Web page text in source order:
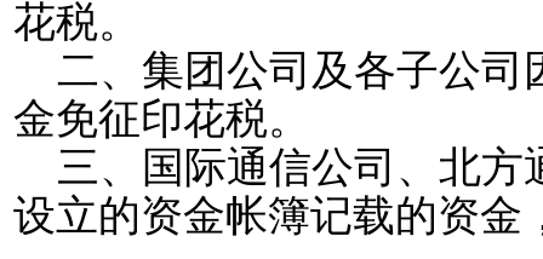
花税。
二、集团公司及各子公
金免征印花税。
三、国际通信公司、北
设立的资金帐簿记载的资金